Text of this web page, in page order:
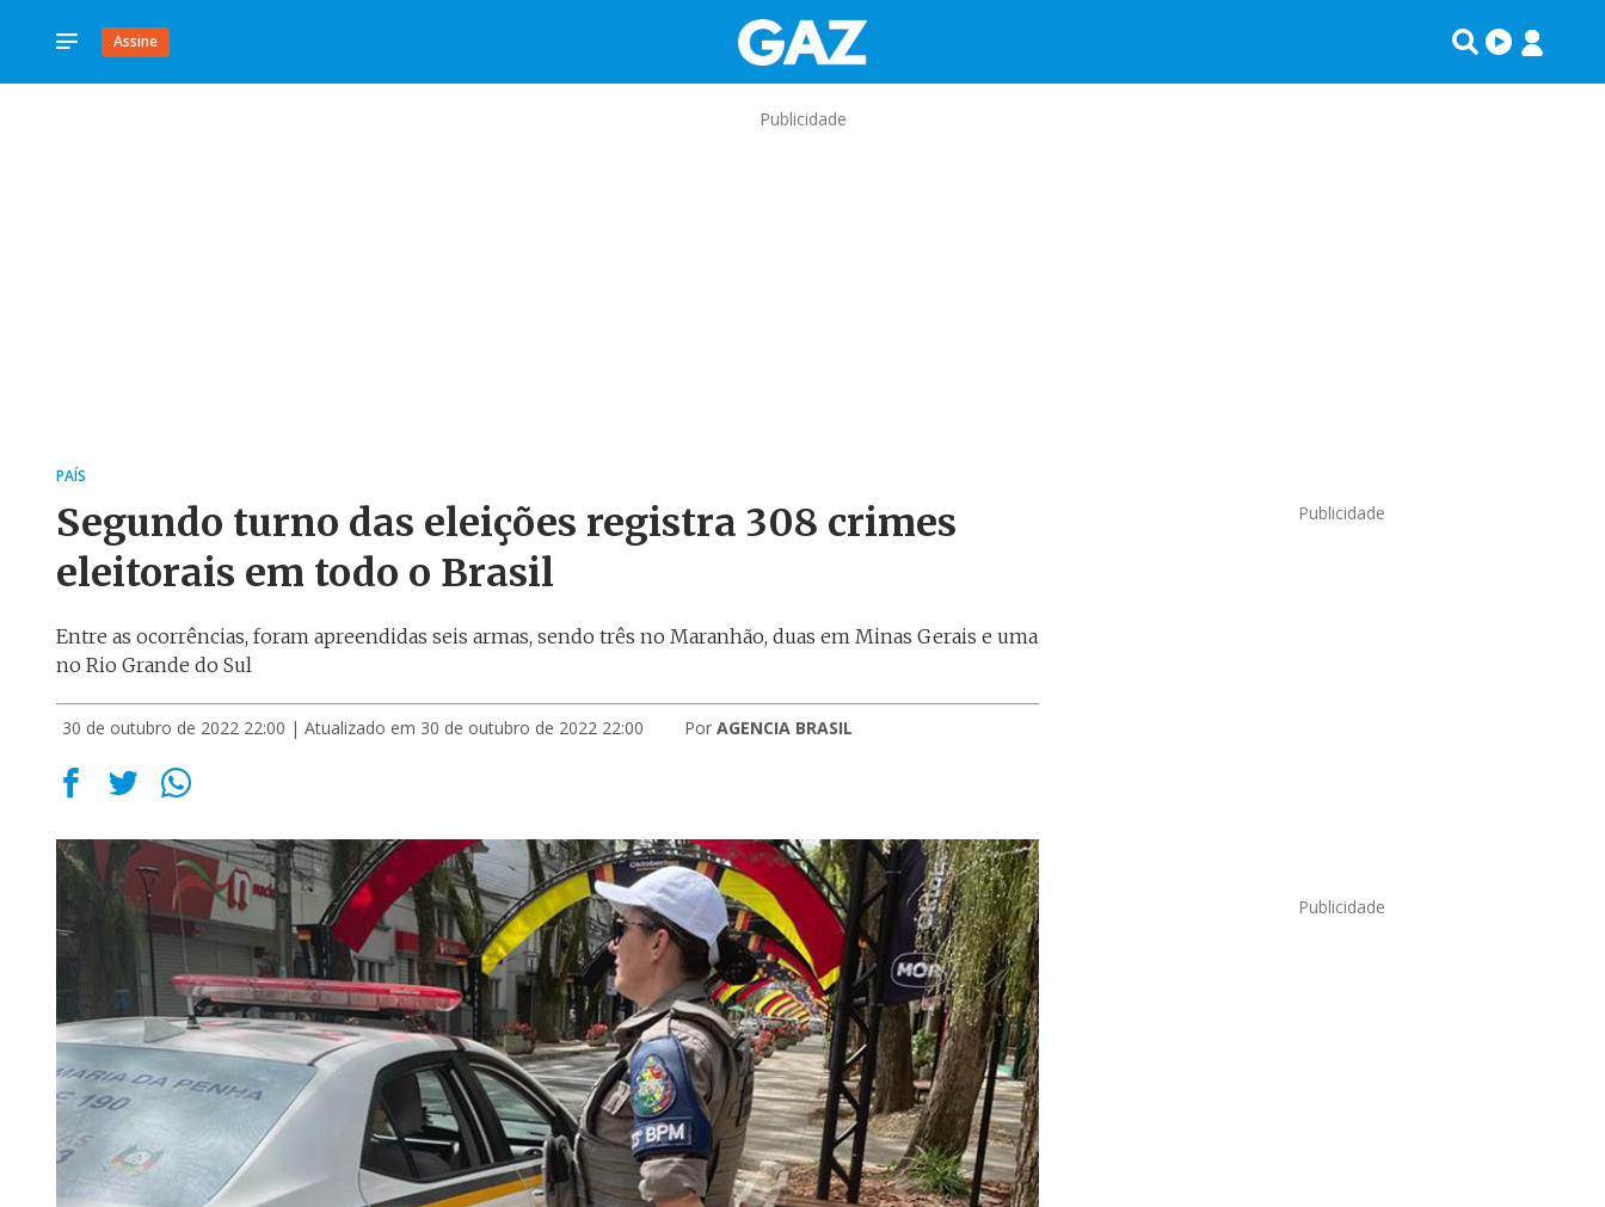
Assine
Publicidade
PAÍS
Segundo turno das eleições registra 308 crimes
eleitorais em todo o Brasil
Entre as ocorrências, foram apreendidas seis armas, sendo três no Maranhão, duas em Minas Gerais e uma
no Rio Grande do Sul
30 de outubro de 2022 22:00 | Atualizado em 30 de outubro de 2022 22:00 Por AGENCIA BRASIL
Publicidade
Publicidade